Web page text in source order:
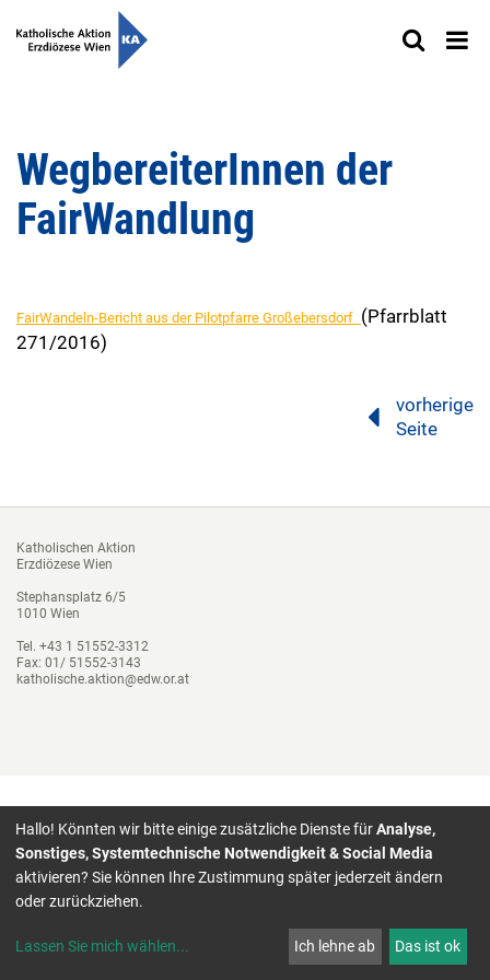
WegbereiterInnen der
FairWandlung
FairWandeln-Bericht aus der Pilotpfarre Großebersdorf (Pfarrblatt
271/2016)
vorherige
Seite
Katholischen Aktion
Erzdiözese Wien
Stephansplatz 6/5
1010 Wien
Tel. +43 1 51552-3312
Fax: 01/ 51552-3143
katholische.aktion@edw.or.at
Hallo! Könnten wir bitte einige zusätzliche Dienste fürAnalyse,
Sonstiges, Systemtechnische Notwendigkeit & Social Media
aktivieren? Sie können Ihre Zustimmung später jederzeit ändern
oder zurückziehen.
Lassen Sie mich wählen... Ich lehne ab Das ist ok